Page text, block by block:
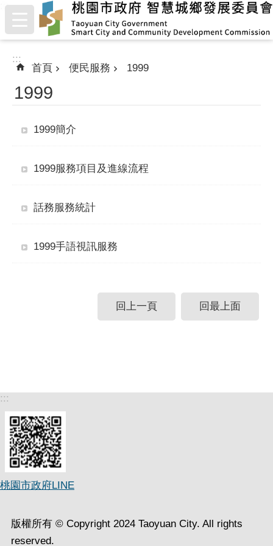
跳到主要內容區塊
:::
:::
首頁 便民服務 1999
1999
1999簡介
1999服務項目及進線流程
話務服務統計
1999手語視訊服務
回上一頁 回最上面
:::
桃園市政府LINE
版權所有 © Copyright 2024 Taoyuan City. All rights
reserved.